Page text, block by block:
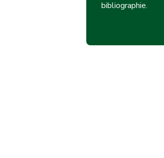
bibliographie.